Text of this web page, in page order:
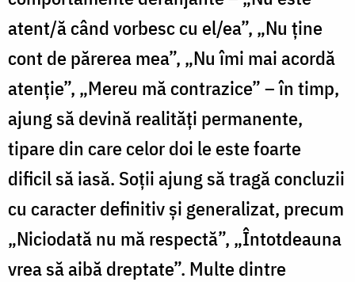
atent/ă când vorbesc cu el/ea”, „Nu ţine
cont de părerea mea”, „Nu îmi mai acordă
atenţie”, „Mereu mă contrazice” – în timp,
ajung să devină realităţi permanente,
tipare din care celor doi le este foarte
dificil să iasă. Soții ajung să tragă concluzii
cu caracter definitiv şi generalizat, precum
„Niciodată nu mă respectă”, „Întotdeauna
vrea să aibă dreptate”. Multe dintre